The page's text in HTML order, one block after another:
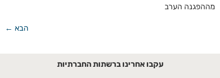
מההפגנה הערב
הבא ←
עקבו אחרינו ברשתות החברתיות